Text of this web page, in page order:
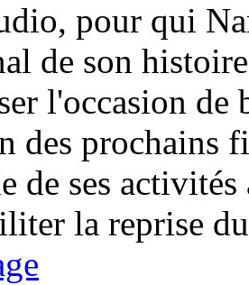
pour qui
de son
l'occasion
des prochains
de ses
la reprise